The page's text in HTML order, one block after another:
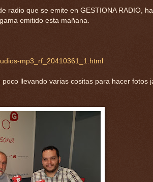
radio que se emite en GESTIONA RADIO,
emitido esta mañana.
mp3_rf_20410361_1.html
llevando varias cositas para hacer fotos